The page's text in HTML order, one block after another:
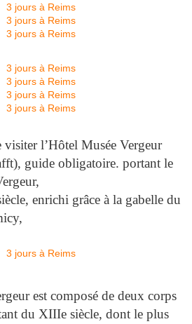
visiter l’Hôtel Musée Vergeur
guide obligatoire. portant le
enrichi grâce à la gabelle du
est composé de deux corps
du XIIIe siècle, dont le plus